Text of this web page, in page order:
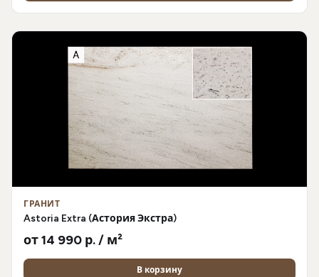
ГРАНИТ
Astoria Extra (Астория Экстра)
от 14 990 р. / м²
В корзину